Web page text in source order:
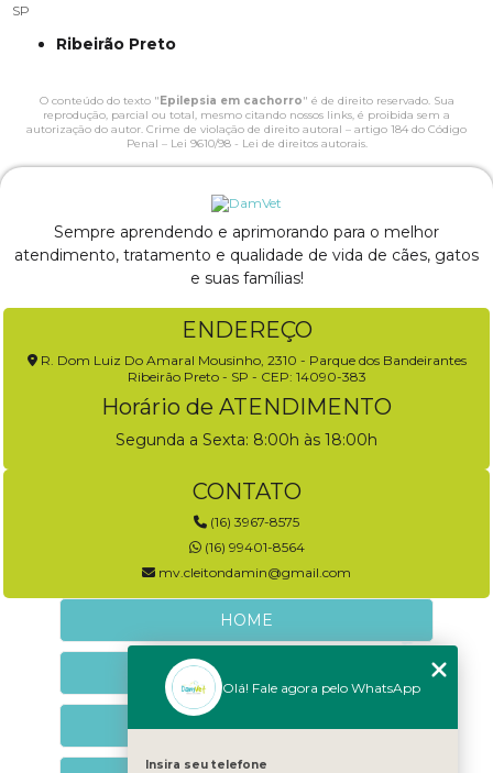
SP
Ribeirão Preto
O conteúdo do texto "Epilepsia em cachorro" é de direito reservado. Sua
reprodução, parcial ou total, mesmo citando nossos links, é proibida sem a
autorização do autor. Crime de violação de direito autoral – artigo 184 do Código
Penal – Lei 9610/98 - Lei de direitos autorais.
Sempre aprendendo e aprimorando para o melhor
atendimento, tratamento e qualidade de vida de cães, gatos
e suas famílias!
ENDEREÇO
R. Dom Luiz Do Amaral Mousinho, 2310 - Parque dos Bandeirantes
Ribeirão Preto - SP - CEP: 14090-383
Horário de ATENDIMENTO
Segunda a Sexta: 8:00h às 18:00h
CONTATO
(16) 3967-8575
(16) 99401-8564
mv.cleitondamin@gmail.com
HOME
EMPRESA
NEUROLOGIA VETERINÁRIA
Olá! Fale agora pelo WhatsApp
Insira seu telefone